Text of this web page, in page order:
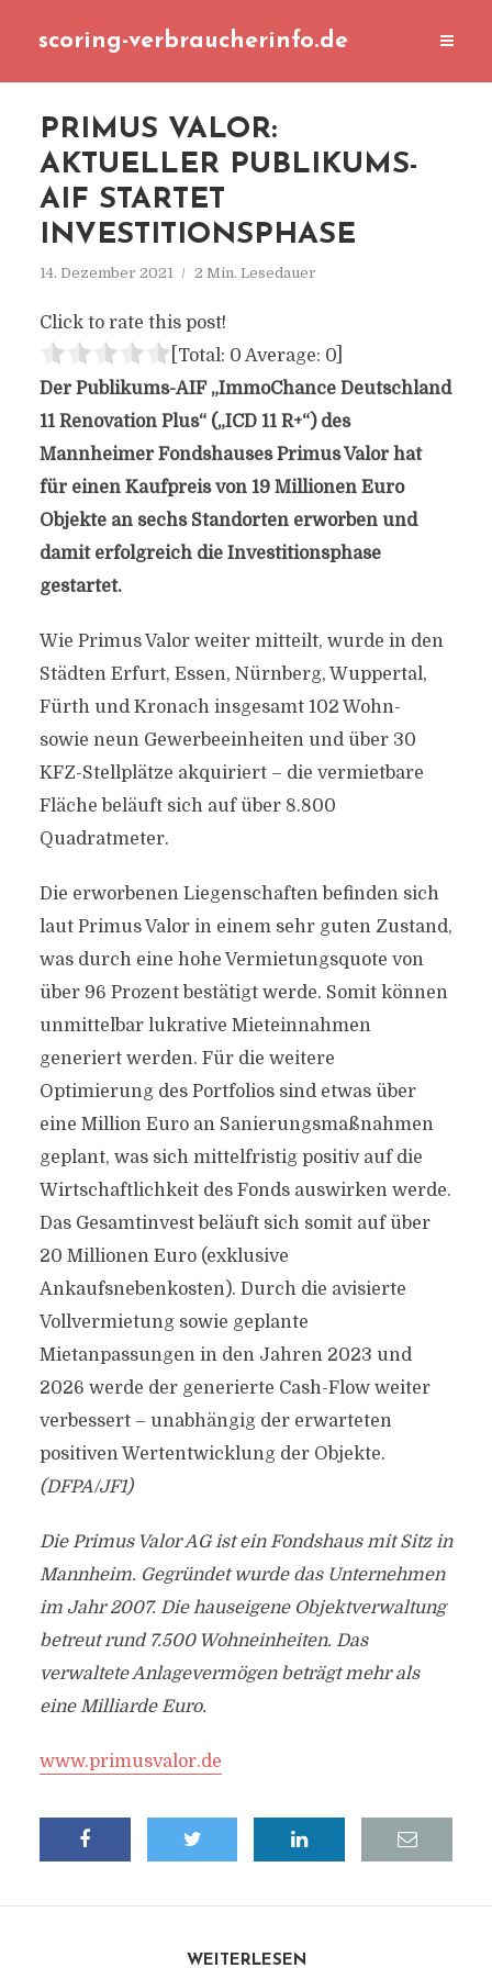
scoring-verbraucherinfo.de
PRIMUS VALOR:
AKTUELLER PUBLIKUMS-
AIF STARTET
INVESTITIONSPHASE
14. Dezember 2021 2 Min. Lesedauer
Click to rate this post!
[Total: 0 Average: 0]
Der Publikums-AIF „ImmoChance Deutschland
11 Renovation Plus“ („ICD 11 R+“) des
Mannheimer Fondshauses Primus Valor hat
für einen Kaufpreis von 19 Millionen Euro
Objekte an sechs Standorten erworben und
damit erfolgreich die Investitionsphase
gestartet.
Wie Primus Valor weiter mitteilt, wurde in den
Städten Erfurt, Essen, Nürnberg, Wuppertal,
Fürth und Kronach insgesamt 102 Wohn-
sowie neun Gewerbeeinheiten und über 30
KFZ-Stellplätze akquiriert – die vermietbare
Fläche beläuft sich auf über 8.800
Quadratmeter.
Die erworbenen Liegenschaften befinden sich
laut Primus Valor in einem sehr guten Zustand,
was durch eine hohe Vermietungsquote von
über 96 Prozent bestätigt werde. Somit können
unmittelbar lukrative Mieteinnahmen
generiert werden. Für die weitere
Optimierung des Portfolios sind etwas über
eine Million Euro an Sanierungsmaßnahmen
geplant, was sich mittelfristig positiv auf die
Wirtschaftlichkeit des Fonds auswirken werde.
Das Gesamtinvest beläuft sich somit auf über
20 Millionen Euro (exklusive
Ankaufsnebenkosten). Durch die avisierte
Vollvermietung sowie geplante
Mietanpassungen in den Jahren 2023 und
2026 werde der generierte Cash-Flow weiter
verbessert – unabhängig der erwarteten
positiven Wertentwicklung der Objekte.
(DFPA/JF1)
Die Primus Valor AG ist ein Fondshaus mit Sitz in
Mannheim. Gegründet wurde das Unternehmen
im Jahr 2007. Die hauseigene Objektverwaltung
betreut rund 7.500 Wohneinheiten. Das
verwaltete Anlagevermögen beträgt mehr als
eine Milliarde Euro.
www.primusvalor.de
WEITERLESEN